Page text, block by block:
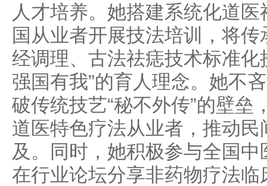
人才培养。她搭建系统化道
国从业者开展技法培训，将
经调理、古法祛痣技术标准化
强国有我”的育人理念。她不
破传统技艺“秘不外传”的壁垒
道医特色疗法从业者，推动
及。同时，她积极参与全国
在行业论坛分享非药物疗法